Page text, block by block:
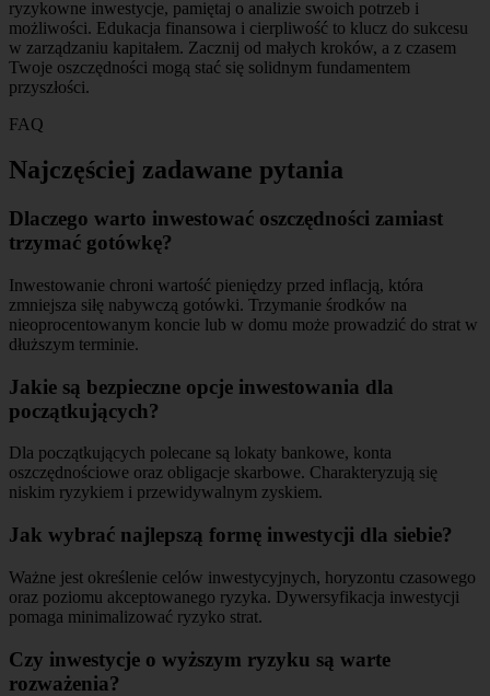
ryzykowne inwestycje, pamiętaj o analizie swoich potrzeb i
możliwości. Edukacja finansowa i cierpliwość to klucz do sukcesu
w zarządzaniu kapitałem. Zacznij od małych kroków, a z czasem
Twoje oszczędności mogą stać się solidnym fundamentem
przyszłości.
FAQ
Najczęściej zadawane pytania
Dlaczego warto inwestować oszczędności zamiast
trzymać gotówkę?
Inwestowanie chroni wartość pieniędzy przed inflacją, która
zmniejsza siłę nabywczą gotówki. Trzymanie środków na
nieoprocentowanym koncie lub w domu może prowadzić do strat w
dłuższym terminie.
Jakie są bezpieczne opcje inwestowania dla
początkujących?
Dla początkujących polecane są lokaty bankowe, konta
oszczędnościowe oraz obligacje skarbowe. Charakteryzują się
niskim ryzykiem i przewidywalnym zyskiem.
Jak wybrać najlepszą formę inwestycji dla siebie?
Ważne jest określenie celów inwestycyjnych, horyzontu czasowego
oraz poziomu akceptowanego ryzyka. Dywersyfikacja inwestycji
pomaga minimalizować ryzyko strat.
Czy inwestycje o wyższym ryzyku są warte
rozważenia?